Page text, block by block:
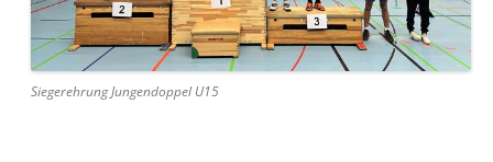
Siegerehrung Jungendoppel U15